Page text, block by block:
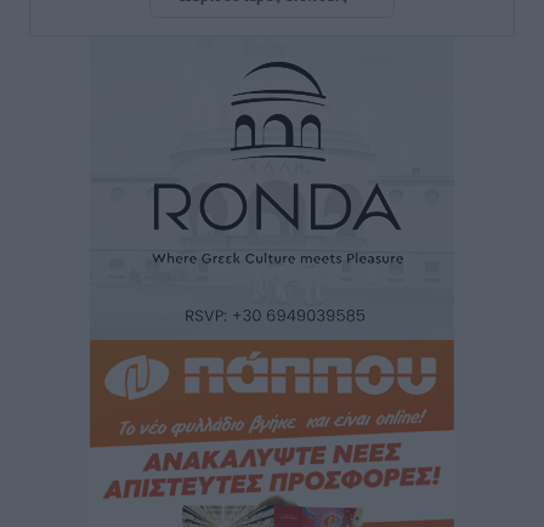
Σεβ. Μητροπολίτης Ρόδου κ. Κύριλλος: «Ο Αύγουστος
είναι ο μήνας της Παναγίας και η Θεία Λειτουργία η
καρδιά της ζωής της Εκκλησίας»
πριν 1 ώρα
έχουν τεράστιες ευκαιρίες συνεργασίας – Η Ρόδος
μπορεί να διαδραματίσει σημαντικό ρόλο»
Συνεντεύξεις πριν 1 ώρα
Τσαμπίκα Διαμαντή: Η Ρόδος δεν μπορεί να σχεδιάζει
το μέλλον της μέσα στην αβεβαιότητα
Συνεντεύξεις• πριν 1 ώρα